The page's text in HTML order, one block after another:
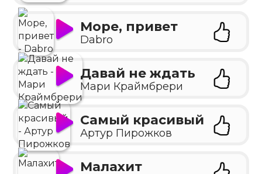
Море, привет
Dabro
Давай не ждать
Мари Краймбрери
Самый красивый
Артур Пирожков
Малахит